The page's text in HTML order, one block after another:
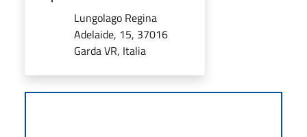
Lungolago Regina
Adelaide, 15, 37016
Garda VR, Italia